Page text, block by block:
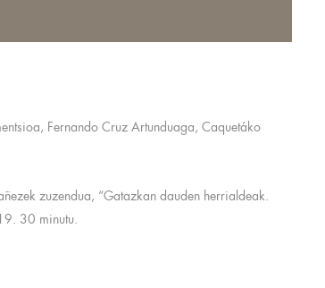
Fernando Cruz Artunduaga, Caquetáko
zuzendua, “Gatazkan dauden herrialdeak.
30 minutu.